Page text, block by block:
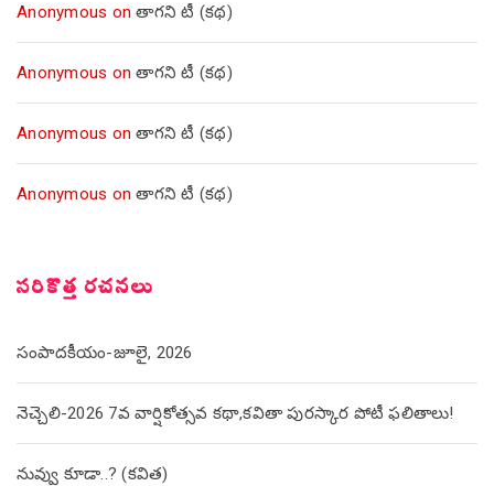
Anonymous onతాగని టీ (కథ)
Anonymous onతాగని టీ (కథ)
Anonymous onతాగని టీ (కథ)
Anonymous onతాగని టీ (కథ)
సరికొత్త రచనలు
సంపాదకీయం-జూలై, 2026
నెచ్చెలి-2026 7వ వార్షికోత్సవ కథా,కవితా పురస్కార పోటీ ఫలితాలు!
నువ్వు కూడా..? (కవిత)